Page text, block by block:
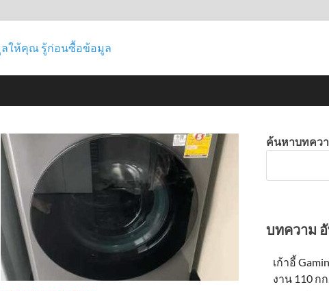
ซื้อที่ไหนดี เปรียบ
ไหนดี รีวิวทุกข้อมู
ข้อมูล
สินค้า สินค้าไอที ความงาม กีฬา และอื่น
ค้นหาบทคว
บทความ
เก้าอี้
งาน 110 ก